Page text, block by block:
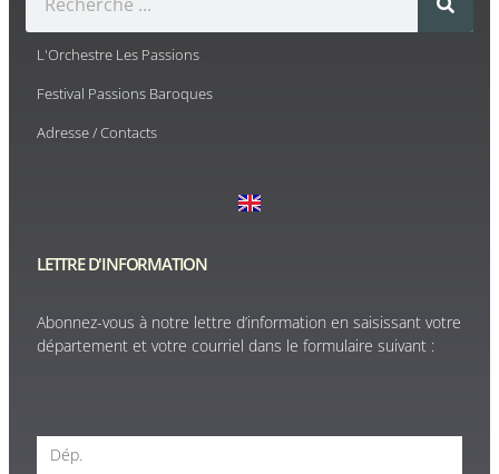
L'Orchestre Les Passions
Festival Passions Baroques
Adresse / Contacts
LETTRE D'INFORMATION
Abonnez-vous à notre lettre d’information en saisissant votre
département et votre courriel dans le formulaire suivant :